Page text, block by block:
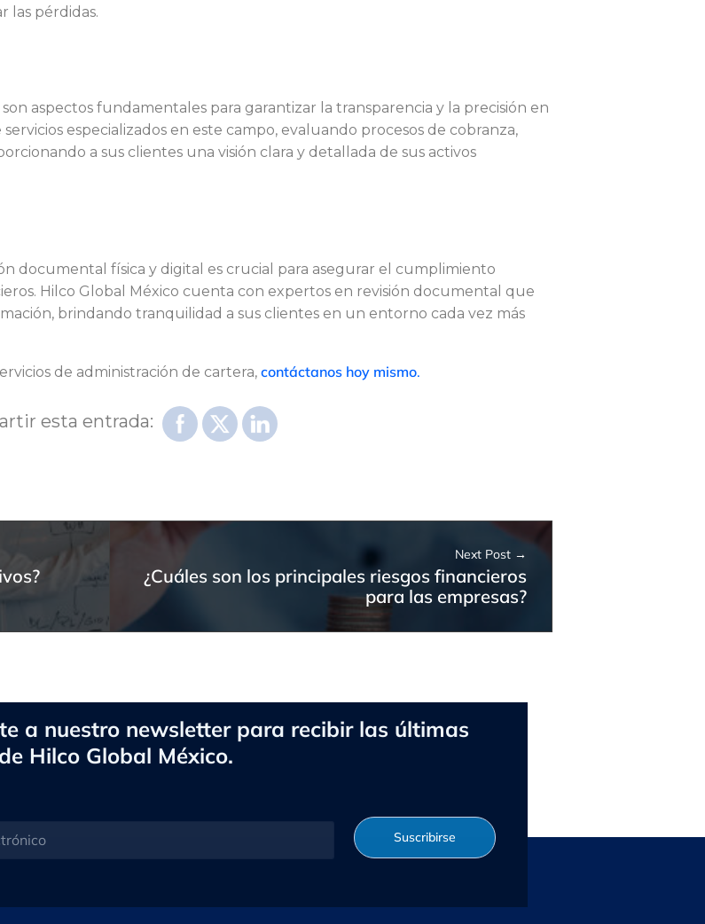
las pérdidas.
aspectos fundamentales para garantizar la transparencia y la precisión en
especializados en este campo, evaluando procesos de cobranza,
a sus clientes una visión clara y detallada de sus activos
documental física y digital es crucial para asegurar el cumplimiento
Hilco Global México cuenta con expertos en revisión documental que
brindando tranquilidad a sus clientes en un entorno cada vez más
de administración de cartera, contáctanos hoy mismo.
esta entrada:
Next Post
¿Cuáles son los principales riesgos financieros
para las empresas?
a nuestro newsletter para recibir las últimas
Hilco Global México.
Suscribirse